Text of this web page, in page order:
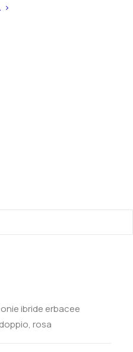
22/24/26 cm
contattandoci e
desiderata e la
ibride erbacee
, rosa